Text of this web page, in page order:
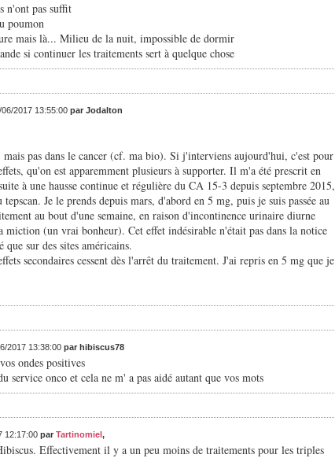
n'ont pas suffit
poumon
mais là... Milieu de la nuit, impossible de dormir
si continuer les traitements sert à quelque chose
2017 13:55:00 par Jodalton
pas dans le cancer (cf. ma bio). Si j'interviens aujourd'hui, c'est pour
qu'on est apparemment plusieurs à supporter. Il m'a été prescrit en
à une hausse continue et régulière du CA 15-3 depuis septembre 2015,
Je le prends depuis mars, d'abord en 5 mg, puis je suis passée au
au bout d'une semaine, en raison d'incontinence urinaire diurne
miction (un vrai bonheur). Cet effet indésirable n'était pas dans la notice
sur des sites américains.
secondaires cessent dès l'arrêt du traitement. J'ai repris en 5 mg que je
2017 13:38:00 par hibiscus78
ondes positives
service onco et cela ne m' a pas aidé autant que vos mots
12:17:00 par Tartinomiel,
Effectivement il y a un peu moins de traitements pour les triples